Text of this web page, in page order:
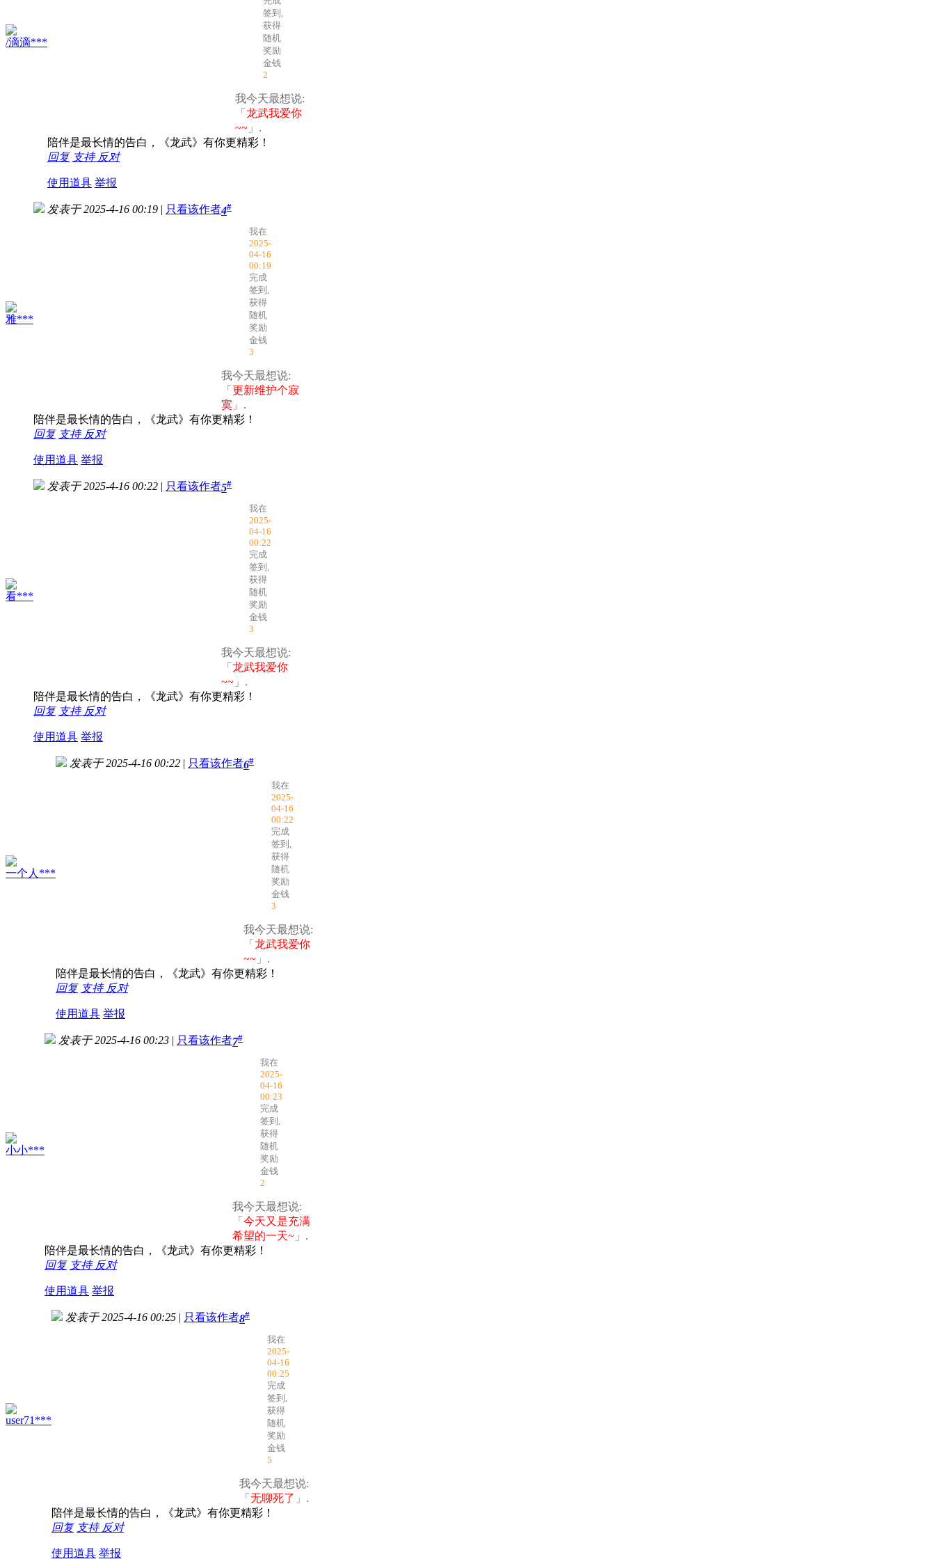
/滴滴***
签到,
获得
随机
奖励
金钱
2
我今天最想说:
「 龙武我爱你
~~ 」.
陪伴是最长情的告白，《龙武》有你更精彩！
回复 支持 反对
使用道具 举报
雅***
发表于 2025-4-16 00:19 | 只看该作者4#
我在
2025-
04-16
00:19
完成
签到,
获得
随机
奖励
金钱
3
我今天最想说:
「 更新维护个寂
寞 」.
陪伴是最长情的告白，《龙武》有你更精彩！
回复 支持 反对
使用道具 举报
看***
发表于 2025-4-16 00:22 | 只看该作者5#
我在
2025-
04-16
00:22
完成
签到,
获得
随机
奖励
金钱
3
我今天最想说:
「 龙武我爱你
~~ 」.
陪伴是最长情的告白，《龙武》有你更精彩！
回复 支持 反对
使用道具 举报
一个人***
发表于 2025-4-16 00:22 | 只看该作者6#
我在
2025-
04-16
00:22
完成
签到,
获得
随机
奖励
金钱
3
我今天最想说:
「 龙武我爱你
~~ 」.
陪伴是最长情的告白，《龙武》有你更精彩！
回复 支持 反对
使用道具 举报
小小***
发表于 2025-4-16 00:23 | 只看该作者7#
我在
2025-
04-16
00:23
完成
签到,
获得
随机
奖励
金钱
2
我今天最想说:
「 今天又是充满
希望的一天~ 」.
陪伴是最长情的告白，《龙武》有你更精彩！
回复 支持 反对
使用道具 举报
user71***
发表于 2025-4-16 00:25 | 只看该作者8#
我在
2025-
04-16
00:25
完成
签到,
获得
随机
奖励
金钱
5
我今天最想说:
「 无聊死了 」.
陪伴是最长情的告白，《龙武》有你更精彩！
回复 支持 反对
使用道具 举报